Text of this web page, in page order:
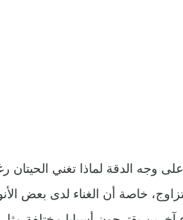
وجه الدقة لماذا تغني الحيتان
خاصة أن الغناء لدى بعض